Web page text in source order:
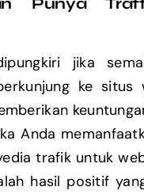
jika
ke
Anda
trafik untuk
hasil positif